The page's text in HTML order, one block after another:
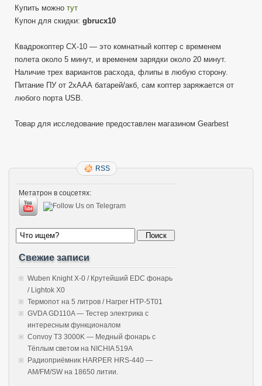
Купить можно тут
Купон для скидки: gbrucx10
Квадрокоптер CX-10 — это комнатный коптер с временем
полета около 5 минут, и временем зарядки около 20 минут.
Наличие трех вариантов расхода, флипы в любую сторону.
Питание ПУ от 2хААА батарей/акб, сам коптер заряжается от
любого порта USB.
Товар для исследование предоставлен магазином Gearbest
RSS
Метатрон в соцсетях:
Свежие записи
Wuben Knight X-0 / Крутейший EDC фонарь
/ Lightok X0
Термопот на 5 литров / Harper HTP-5T01
GVDA GD110A — Тестер электрика с
интересным функционалом
Convoy T3 3000K — Медный фонарь с
Тёплым светом на NICHIA 519A
Радиоприёмник HARPER HRS-440 —
AM/FM/SW на 18650 литии.